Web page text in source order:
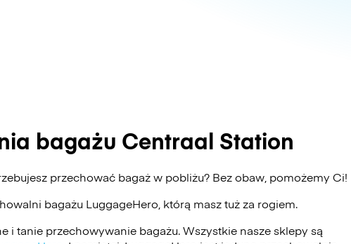
bagażu Centraal Station
przechować bagaż w pobliżu? Bez obaw, pomożemy Ci!
bagażu LuggageHero , którą masz tuż za rogiem.
i tanie przechowywanie bagażu. Wszystkie nasze sklepy są